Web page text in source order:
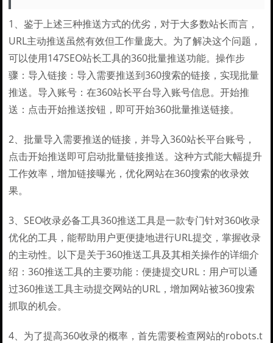
1、鉴于上述三种推送方式的优劣，对于大多数站长而言，
URL主动推送虽然有效但工作量庞大。为了解决这个问题，
可以使用147SEO站长工具的360批量推送功能。操作步
骤：导入链接：导入需要推送到360搜索的链接，实现批量
推送。导入账号：在360站长平台导入账号信息。开始推
送：点击开始推送按钮，即可开始360批量推送链接。
2、批量导入需要推送的链接，并导入360站长平台账号，
点击开始推送即可启动批量链接推送。这种方式能大幅提升
工作效率，增加链接曝光，优化网站在360搜索的收录效
果。
3、SEO收录必备工具360推送工具是一款专门针对360收录
优化的工具，能帮助用户更便捷地进行URL提交，掌握收录
的主动性。以下是关于360推送工具及其相关操作的详细介
绍：360推送工具的主要功能：便捷提交URL：用户可以通
过360推送工具主动提交网站的URL，增加网站被360搜索
抓取的机会。
4、为了提高360收录的概率，首先需要检查网站的robots.t